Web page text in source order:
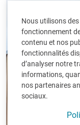
Nous utilisons
fonctionnement
contenu et nos
fonctionnalités
d’analyser notre
informations,
nos partenaires
sociaux.